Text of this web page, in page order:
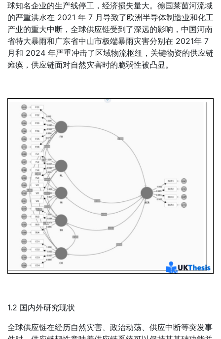
球知名企业的生产线停工，经济损失量大。德国莱茵河流域
的严重洪水在 2021 年 7 月导致了欧洲半导体制造业和化工
产业的重大中断，全球供应链受到了深远的影响，中国河南
省特大暴雨和广东省中山市极端暴雨灾害分别在 2021年 7
月和 2024 年严重冲击了区域物流枢纽，关键物资的供应链
瘫痪，供应链面对自然灾害时的脆弱性被凸显。
1.2 国内外研究现状
全球供应链在经历自然灾害、政治动荡、供应中断等突发事